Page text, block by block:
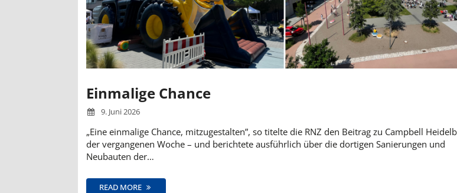
Einmalige Chance
9. Juni 2026
„Eine einmalige Chance, mitzugestalten”, so titelte die RNZ den Beitrag zu Campbell
der vergangenen Woche – und berichtete ausführlich über die dortigen Sanierungen und
Neubauten der…
READ MORE